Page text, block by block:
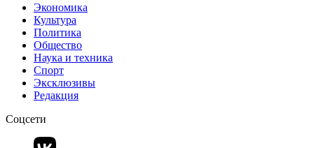
Экономика
Культура
Политика
Общество
Наука и техника
Спорт
Эксклюзивы
Редакция
Соцсети